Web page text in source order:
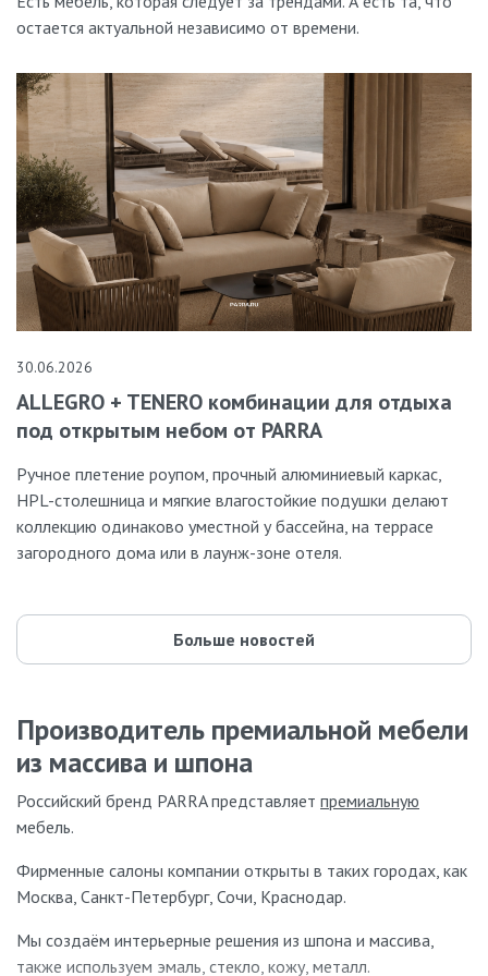
остается актуальной независимо от времени.
30.06.2026
ALLEGRO + TENERO комбинации для отдыха
под открытым небом от PARRA
Ручное плетение роупом, прочный алюминиевый каркас,
HPL-столешница и мягкие влагостойкие подушки делают
коллекцию одинаково уместной у бассейна, на террасе
загородного дома или в лаунж-зоне отеля.
Больше новостей
Производитель премиальной мебели
из массива и шпона
Российский бренд PARRA представляет премиальную
мебель.
Фирменные салоны компании открыты в таких городах, как
Москва, Санкт-Петербург, Сочи, Краснодар.
Мы создаём интерьерные решения из шпона и массива,
также используем эмаль, стекло, кожу, металл.